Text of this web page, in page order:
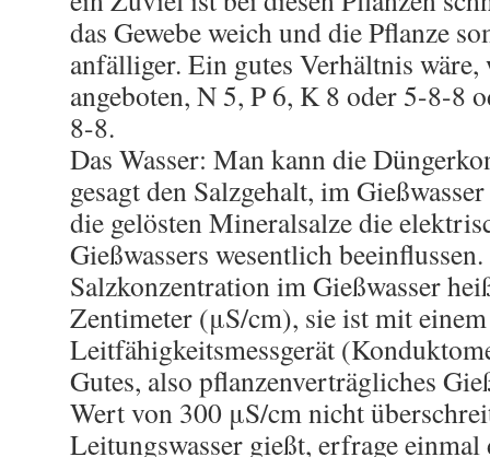
das Gewebe weich und die Pflanze
anfälliger. Ein gutes Verhältnis
angeboten, N 5, P 6, K 8 oder 5-8-8
8-8.
Das Wasser: Man kann die
gesagt den Salzgehalt, im
die gelösten Mineralsalze die
Gießwassers wesentlich
Salzkonzentration im Gießwasser
Zentimeter (μS/cm), sie ist mit einem
Leitfähigkeitsmessgerät
Gutes, also pflanzenverträgliches
Wert von 300 μS/cm nicht
Leitungswasser gießt, erfrage